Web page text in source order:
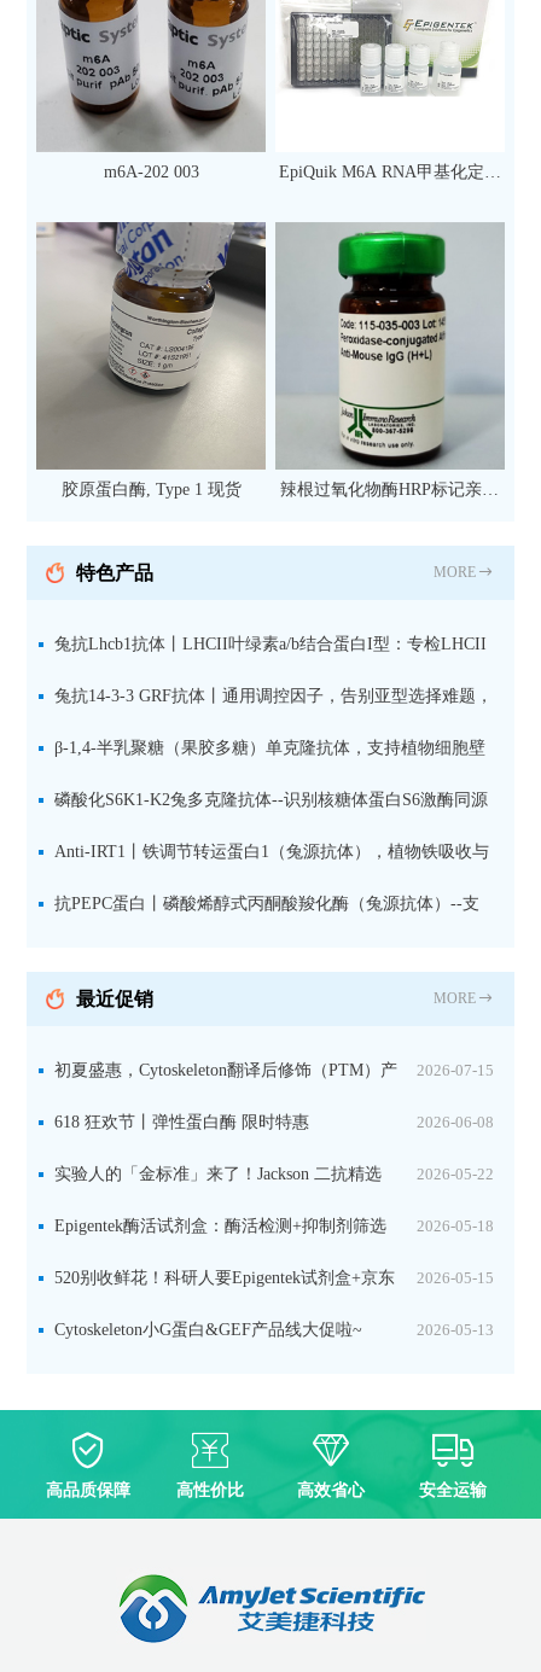
m6A-202 003
EpiQuik M6A RNA甲基化定量
次）
胶原蛋白酶, Type 1 现货
辣根过氧化物酶HRP标记亲和
抗 现货
特色产品 MORE
兔抗Lhcb1抗体丨LHCII叶绿素a/b结合蛋白I型：专检LHCII
中含量丰富的捕光蛋白
兔抗14-3-3 GRF抗体丨通用调控因子，告别亚型选择难题，
全面捕获植物信号转导枢纽蛋白
β-1,4-半乳聚糖（果胶多糖）单克隆抗体，支持植物细胞壁
果胶多糖精细结构解析
磷酸化S6K1-K2兔多克隆抗体--识别核糖体蛋白S6激酶同源
蛋白1-2的激活状态
Anti-IRT1丨铁调节转运蛋白1（兔源抗体），植物铁吸收与
微量元素代谢研究的关键工具
抗PEPC蛋白丨磷酸烯醇式丙酮酸羧化酶（兔源抗体）--支
最近促销 MORE
2026-07-15
初夏盛惠，Cytoskeleton翻译后修饰（PTM）产
品线放价啦！ 2026-06-08
618 狂欢节丨弹性蛋白酶 限时特惠
2026-05-22
实验人的「金标准」来了！Jackson 二抗精选
限时一口价，手慢无！ 2026-05-18
Epigentek酶活试剂盒：酶活检测+抑制剂筛选
双赋能，下单即赠京东卡 2026-05-15
520别收鲜花！科研人要Epigentek试剂盒+京东
卡！ 2026-05-13
Cytoskeleton小G蛋白&GEF产品线大促啦~
高品质保障 高性价比 高效省心 安全运输